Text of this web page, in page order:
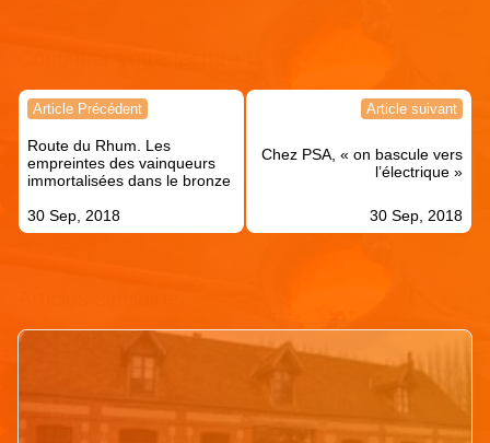
Navigation
l’article
Article Précédent
Route du Rhum. Les
empreintes des vainqueurs
immortalisées dans le bronze
30 Sep, 2018
Article suivant
Chez PSA, « on bascule vers
l’électrique »
30 Sep, 2018